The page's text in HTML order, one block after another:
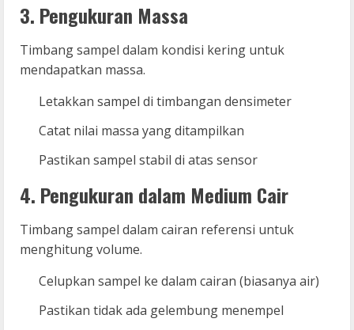
3. Pengukuran Massa
Timbang sampel dalam kondisi kering untuk
mendapatkan massa.
Letakkan sampel di timbangan densimeter
Catat nilai massa yang ditampilkan
Pastikan sampel stabil di atas sensor
4. Pengukuran dalam Medium Cair
Timbang sampel dalam cairan referensi untuk
menghitung volume.
Celupkan sampel ke dalam cairan (biasanya air)
Pastikan tidak ada gelembung menempel